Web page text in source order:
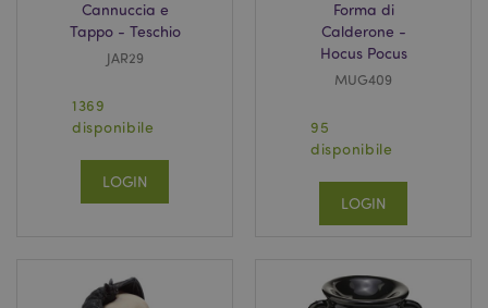
Cannuccia e
Tappo - Teschio
JAR29
1369
disponibile
LOGIN
Forma di
Calderone -
Hocus Pocus
MUG409
95
disponibile
LOGIN